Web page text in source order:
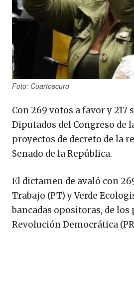
Foto: Cuartoscuro
Con 269 votos a favor y
Diputados del Congreso de
proyectos de decreto de la
Senado de la República.
El dictamen de avaló con
Trabajo (PT) y Verde
bancadas opositoras, de
Revolución Democrática